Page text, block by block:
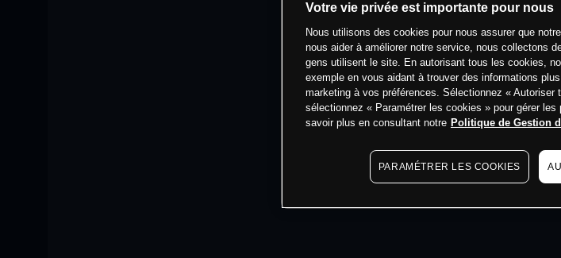
Votre vie privée est importante pour nous
Nous utilisons des cookies pour nous assurer que
nous aider à améliorer notre service, nous collectons
gens utilisent le site. En autorisant tous les cookies,
exemple en vous aidant à trouver des informations
marketing à vos préférences. Sélectionnez «
sélectionnez « Paramétrer les cookies » pour gérer
savoir plus en consultant notre Politique de Gestion
PARAMÉTRER LES COOKIES